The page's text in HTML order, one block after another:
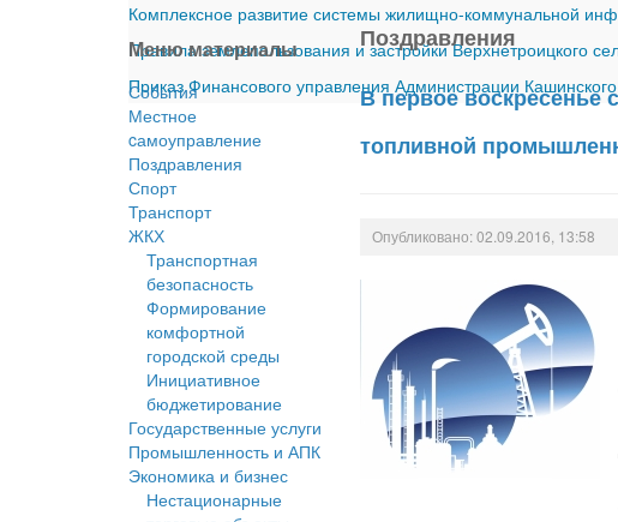
Комплексное развитие системы жилищно-коммунальной
Правила землепользования и застройки Верхнетроицкого
Приказ Финансового управления Администрации
Меню материалы
События
Местное
cамоуправление
Поздравления
Спорт
Транспорт
ЖКХ
Транспортная
безопасность
Формирование
комфортной
городской среды
Инициативное
бюджетирование
Государственные услуги
Промышленность и АПК
Экономика и бизнес
Нестационарные
Поздравления
В первое воскресенье
топливной
Опубликовано: 02.09.2016, 13:58